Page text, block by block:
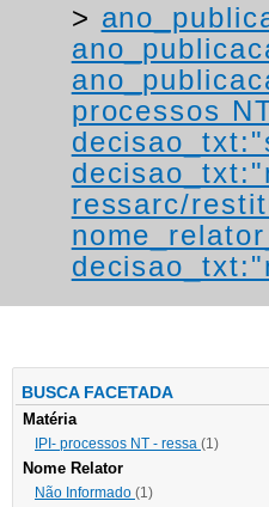
>
processos
ressarc/
BUSCA FACETADA
Matéria
IPI- processos NT - ressa (1)
Nome Relator
Não Informado (1)